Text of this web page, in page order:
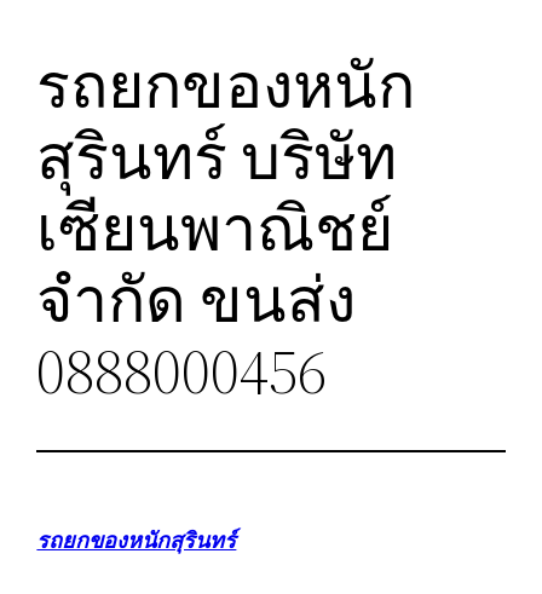
รถยกของหนัก
สุรินทร์ บริษัท
เซียนพาณิชย์
จำกัด ขนส่ง
0888000456
รถยกของหนักสุรินทร์